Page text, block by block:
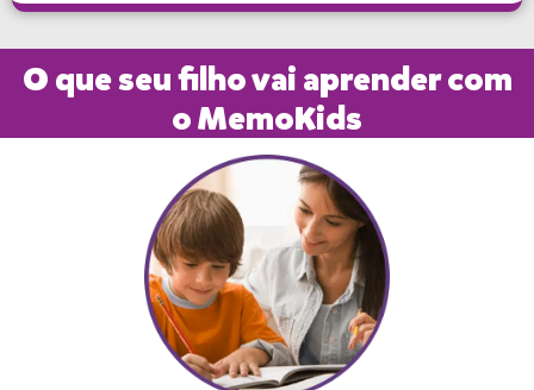
O que seu filho vai aprender com
o MemoKids